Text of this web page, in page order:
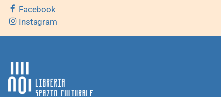
Facebook
Instagram